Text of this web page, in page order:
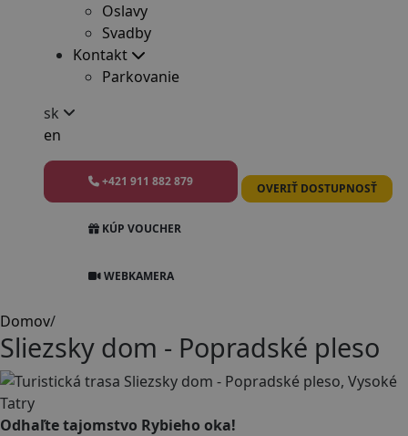
Oslavy
Svadby
Kontakt
Parkovanie
sk
en
+421 911 882 879 OVERIŤ DOSTUPNOSŤ
KÚP VOUCHER
WEBKAMERA
Domov/
Sliezsky dom - Popradské pleso
Odhaľte tajomstvo Rybieho oka!